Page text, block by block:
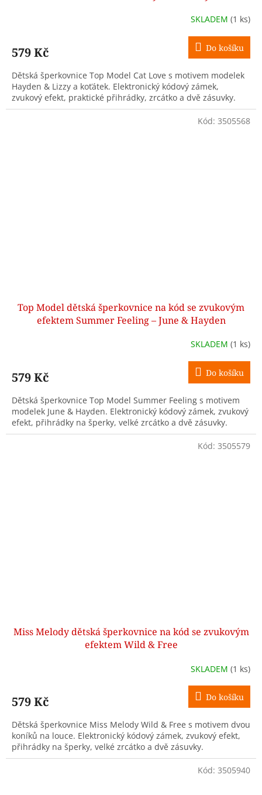
SKLADEM (1 ks)
579 Kč Do košíku
Dětská šperkovnice Top Model Cat Love s motivem modelek
Hayden & Lizzy a koťátek. Elektronický kódový zámek,
zvukový efekt, praktické přihrádky, zrcátko a dvě zásuvky.
Top Model dětská šperkovnice na kód se zvukovým
efektem Summer Feeling – June & Hayden
SKLADEM (1 ks)
579 Kč Do košíku
Dětská šperkovnice Top Model Summer Feeling s motivem
modelek June & Hayden. Elektronický kódový zámek, zvukový
efekt, přihrádky na šperky, velké zrcátko a dvě zásuvky.
Kód: 3505568
Miss Melody dětská šperkovnice na kód se zvukovým
efektem Wild & Free
SKLADEM (1 ks)
579 Kč Do košíku
Dětská šperkovnice Miss Melody Wild & Free s motivem dvou
koníků na louce. Elektronický kódový zámek, zvukový efekt,
přihrádky na šperky, velké zrcátko a dvě zásuvky.
Kód: 3505579
Kód: 3505940